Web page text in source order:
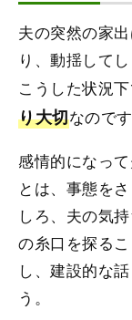
夫の突然の家
り、動揺して
こうした状況下
り大切なのです
感情的になっ
とは、事態を
しろ、夫の気
の糸口を探る
し、建設的な
う。